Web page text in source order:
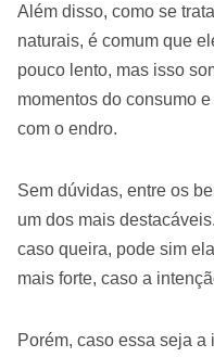
Além disso, como se
naturais, é comum que
pouco lento, mas isso
momentos do consumo
com o endro.
Sem dúvidas, entre os
um dos mais
caso queira, pode sim
mais forte, caso a
Porém, caso essa seja